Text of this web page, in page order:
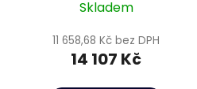
Skladem
11 658,68 Kč bez DPH
14 107 Kč